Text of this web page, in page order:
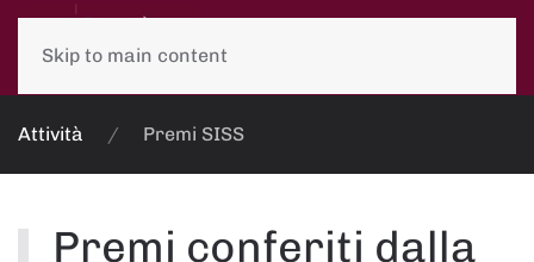
Skip to main content
Attività Premi SISS
Premi conferiti dalla